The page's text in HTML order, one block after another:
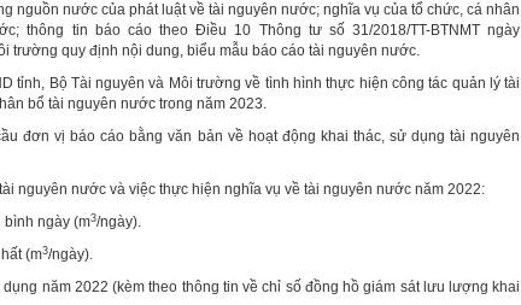
nguồn nước của phát luật về tài nguyên nước; nghĩa vụ của tổ chức, cá nhân
thông tin báo cáo theo Điều 10 Thông tư số 31/2018/TT-BTNMT ngày
trường quy định nội dung, biểu mẫu báo cáo tài nguyên nước.
tỉnh, Bộ Tài nguyên và Môi trường về tình hình thực hiện công tác quản lý tài
bổ tài nguyên nước trong năm 2023.
đơn vị báo cáo bằng văn bản về hoạt động khai thác, sử dụng tài nguyên
nguyên nước và việc thực hiện nghĩa vụ về tài nguyên nước năm 2022:
bình ngày (m3/ngày).
(m3/ngày).
năm 2022 (kèm theo thông tin về chỉ số đồng hồ giám sát lưu lượng khai